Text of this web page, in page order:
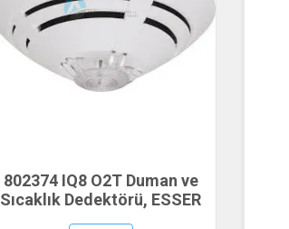
802374 IQ8 O2T Duman ve
Sıcaklık Dedektörü, ESSER